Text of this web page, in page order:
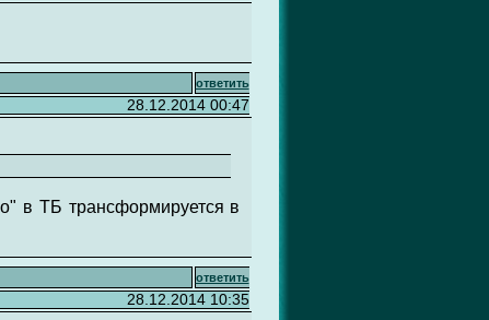
ответить
28.12.2014 00:47
в ТБ трансформируется в
ответить
28.12.2014 10:35